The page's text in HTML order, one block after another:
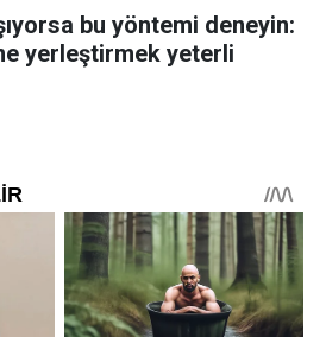
bu yöntemi deneyin:
yerleştirmek yeterli